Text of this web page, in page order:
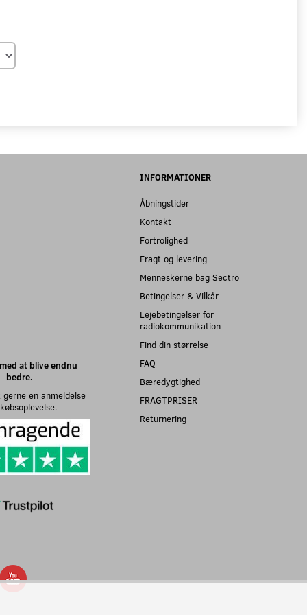
at blive endnu
bedre.
en anmeldelse
INFORMATIONER
Åbningstider
Kontakt
Fortrolighed
Fragt og levering
Menneskerne bag Sectro
Betingelser & Vilkår
Lejebetingelser for
radiokommunikation
Find din størrelse
FAQ
Bæredygtighed
FRAGTPRISER
Returnering